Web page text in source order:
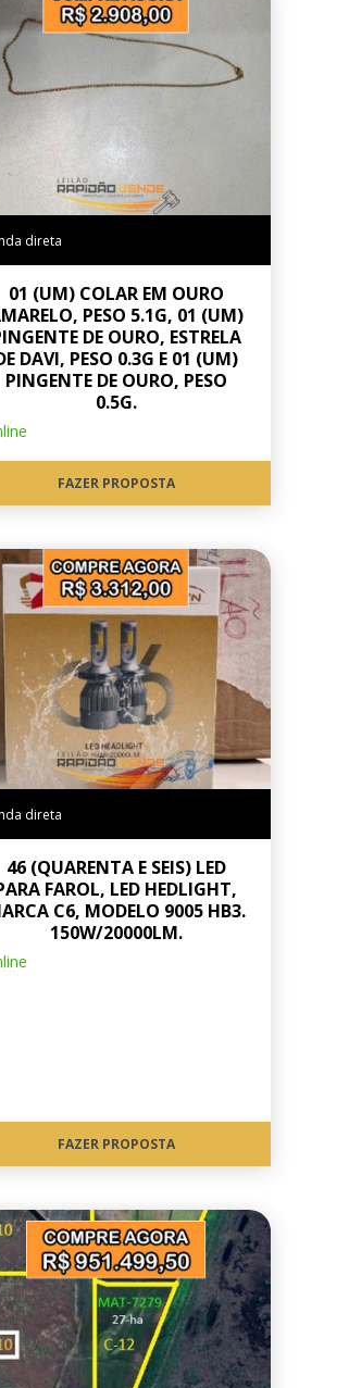
direta
01 (UM) COLAR EM OURO
PESO 5.1G, 01 (UM)
DE OURO, ESTRELA
DAVI, PESO 0.3G E 01 (UM)
PINGENTE DE OURO, PESO
0.5G.
FAZER PROPOSTA
direta
46 (QUARENTA E SEIS) LED
FAROL, LED HEDLIGHT,
C6, MODELO 9005 HB3.
150W/20000LM.
FAZER PROPOSTA